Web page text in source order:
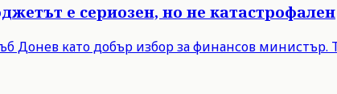
е сериозен, но не катастрофален
Донев като добър избор за финансов министър.